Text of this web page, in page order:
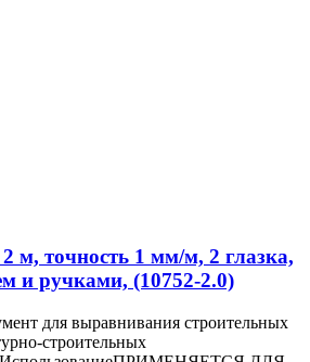
м, точность 1 мм/м, 2 глазка,
и ручками, (10752-2.0)
для выравнивания строительных
строительных